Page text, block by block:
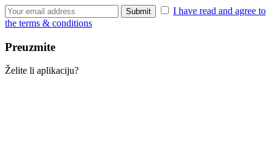
I have read and agree to
the terms & conditions
Preuzmite
Želite li aplikaciju?